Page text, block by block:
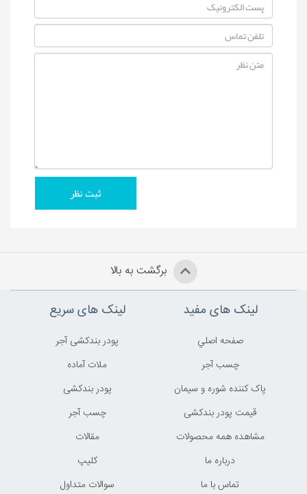
برگشت به بالا
لینک های مفید
صفحه اصلي
چسب آجر
پاک کننده شوره و سیمان
قیمت پودر بندکشی
مشاهده همه محصولات
درباره ما
تماس با ما
لینک های سریع
پودر بندکشی آجر
ملات آماده
پودر بندکشی
چسب آجر
مقالات
کليپ
سوالات متداول